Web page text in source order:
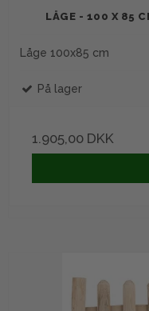
LÅGE - 100 X 85
Låge 100x85 cm
På lager
1.905,00 DKK